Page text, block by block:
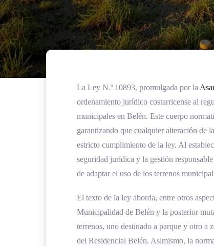
La Ley N.º 10893, promulgada por la
ordenamiento jurídico costarricense al
municipales en Belén. Este cuerpo
garantizando que cualquier alteración de
estricto cumplimiento de la ley. Al
seguridad jurídica y la gestión
de adaptar el uso de los terrenos
El texto de la ley aborda, entre otros
Municipalidad de Belén y la posterior
terrenos, uno destinado a parque y otro
del Residencial Belén. Asimismo, la